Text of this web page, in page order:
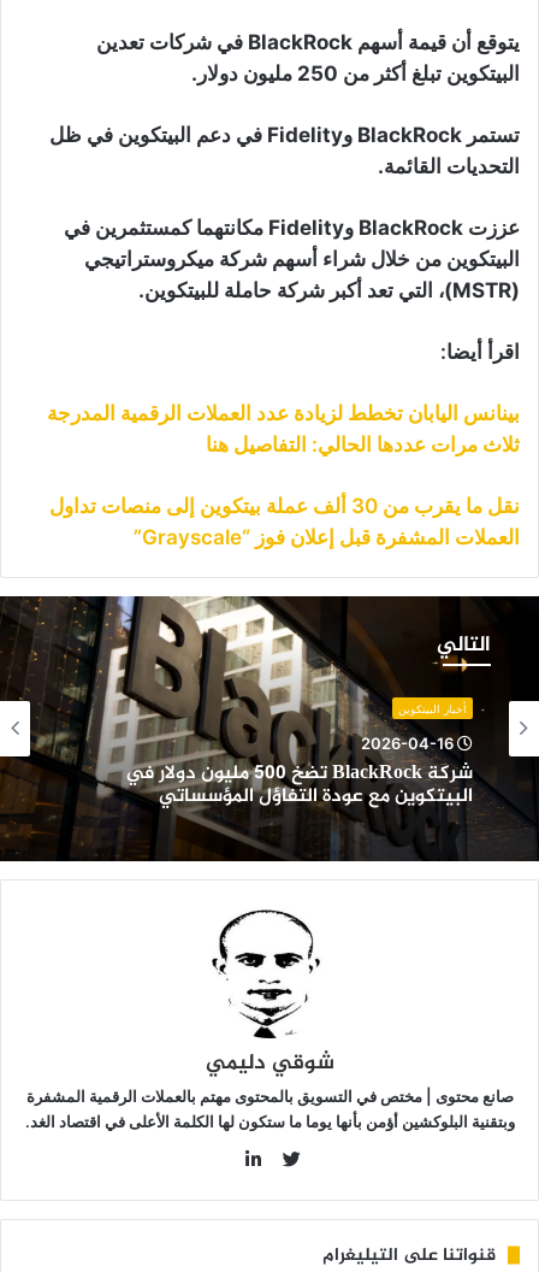
يتوقع أن قيمة أسهم BlackRock في شركات تعدين
البيتكوين تبلغ أكثر من 250 مليون دولار.
تستمر BlackRock وFidelity في دعم البيتكوين في ظل
التحديات القائمة.
عززت BlackRock وFidelity مكانتهما كمستثمرين في
البيتكوين من خلال شراء أسهم شركة ميكروستراتيجي
(MSTR)، التي تعد أكبر شركة حاملة للبيتكوين.
اقرأ أيضا:
بينانس اليابان تخطط لزيادة عدد العملات الرقمية المدرجة
ثلاث مرات عددها الحالي: التفاصيل هنا
نقل ما يقرب من 30 ألف عملة بيتكوين إلى منصات تداول
العملات المشفرة قبل إعلان فوز “Grayscale”
التاليBlackRock
مليون
دولار
في
البيتكوين
عودة
التفاؤل
المؤسساتي
أخبار البيتكوين
2026-04-16
شركة BlackRock تضخ 500 مليون دولار في
البيتكوين مع عودة التفاؤل المؤسساتي
شوقي دليمي
صانع محتوى | مختص في التسويق بالمحتوى مهتم بالعملات الرقمية المشفرة
وبتقنية البلوكشين أؤمن بأنها يوما ما ستكون لها الكلمة الأعلى في اقتصاد الغد.
قنواتنا على التيليغرام